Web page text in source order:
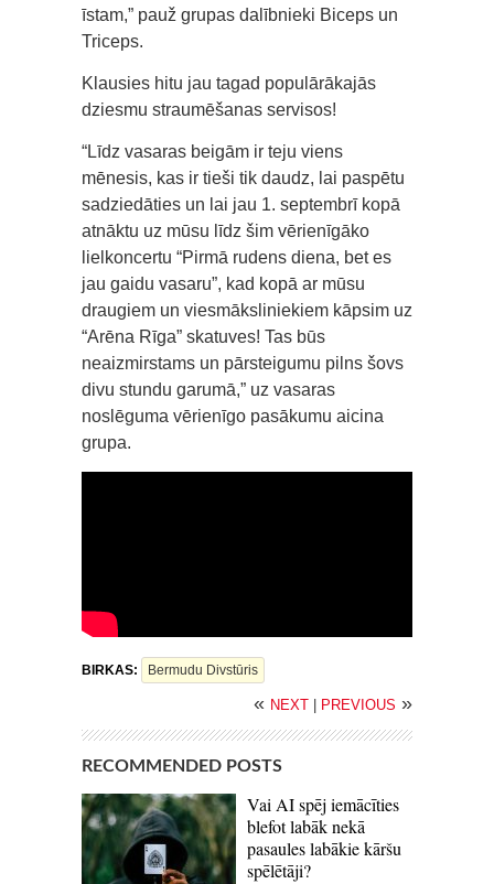
īstam,” pauž grupas dalībnieki Biceps un
Triceps.
Klausies hitu jau tagad populārākajās
dziesmu straumēšanas servisos!
“Līdz vasaras beigām ir teju viens
mēnesis, kas ir tieši tik daudz, lai paspētu
sadziedāties un lai jau 1. septembrī kopā
atnāktu uz mūsu līdz šim vērienīgāko
lielkoncertu “Pirmā rudens diena, bet es
jau gaidu vasaru”, kad kopā ar mūsu
draugiem un viesmāksliniekiem kāpsim uz
“Arēna Rīga” skatuves! Tas būs
neaizmirstams un pārsteigumu pilns šovs
divu stundu garumā,” uz vasaras
noslēguma vērienīgo pasākumu aicina
grupa.
BIRKAS: Bermudu Divstūris
« NEXT PREVIOUS »
RECOMMENDED POSTS
Vai AI spēj iemācīties
blefot labāk nekā
pasaules labākie kāršu
spēlētāji?